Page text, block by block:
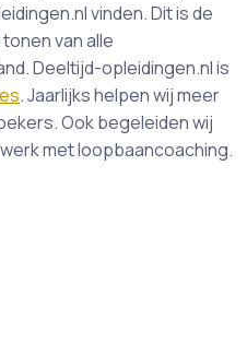
vinden. Dit is de
van alle
Deeltijd-opleidingen.nl is
. Jaarlijks helpen wij meer
Ook begeleiden wij
met loopbaancoaching.